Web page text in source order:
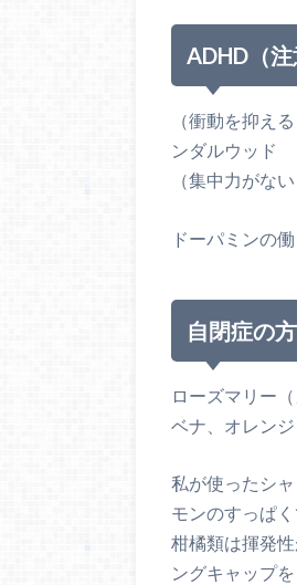
ADHD（
（衝動を抑え
ンダルウッド
（集中力がな
ドーパミンの
自閉症の
ローズマリー
ベナ、オレンジ
私が使ったシ
モンのすっぱ
柑橘類は揮発
ングキャップ